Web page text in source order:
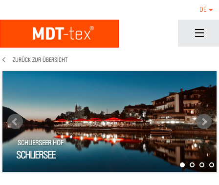
DE
ZURÜCK ZUR ÜBERSICHT
SCHLIERSEER HOF
SCHLIERSEE